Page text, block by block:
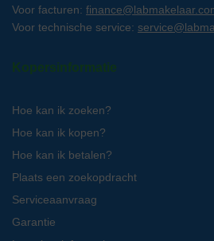
Voor facturen:
Voor technische service:
Kopersinformatie
Hoe kan ik zoeken?
Hoe kan ik kopen?
Hoe kan ik betalen?
Plaats een zoekopdracht
Serviceaanvraag
Garantie